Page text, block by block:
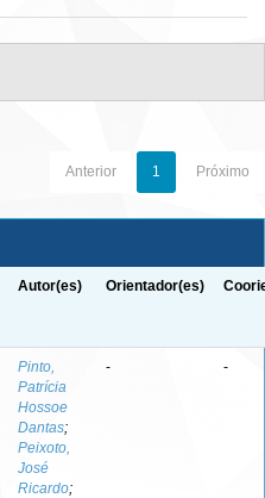
Anterior 1 Próximo
Autor(es) Orientador(es)
Pinto,
Patrícia
Hossoe
Dantas;
Peixoto,
José
Ricardo;
- -